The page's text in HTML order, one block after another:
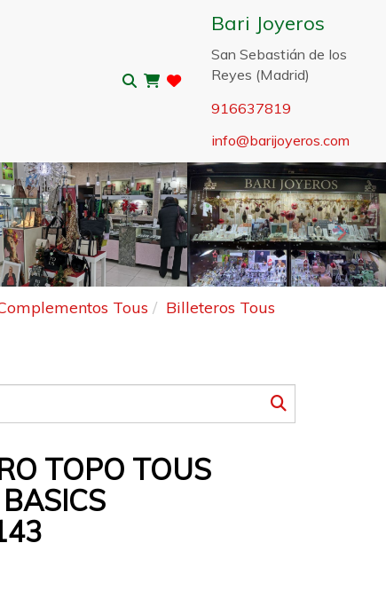
Bari Joyeros
San Sebastián de los
Reyes (Madrid)
916637819
info
barijoyeros.com
Tous
Billeteros Tous
TOPO TOUS